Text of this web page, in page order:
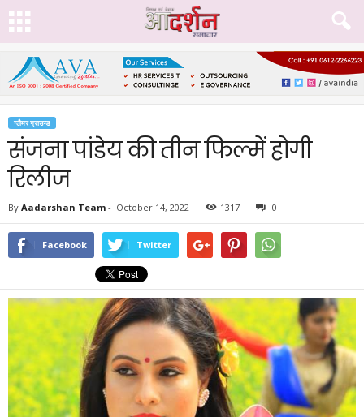
ग्लैमर ग्राउन्ड
संजना पांडेय की तीन फिल्में होगी
रिलीज
By Aadarshan Team - October 14, 2022 1317 0
Facebook Twitter